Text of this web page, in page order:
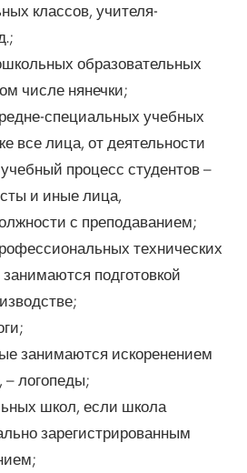
классов, учителя-
образовательных
числе нянечки;
специальных учебных
все лица, от деятельности
процесс студентов –
и иные лица,
с преподаванием;
технических
подготовкой
занимаются искоренением
– логопеды;
школ, если школа
зарегистрированным